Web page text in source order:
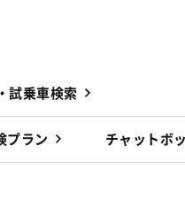
試乗車検索
プラン チャットボ